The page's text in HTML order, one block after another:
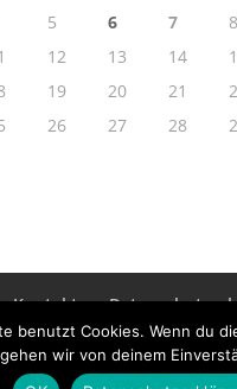
5 6 7 8
12 13 14
19 20 21
26 27 28
Kontakt
Impressum
benutzt Cookies. Wenn du
wir von deinem